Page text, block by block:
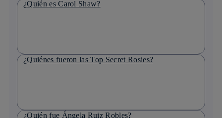
¿Quién es Carol Shaw?
¿Quiénes fueron las Top Secret Rosies?
¿Quién fue Ángela Ruiz Robles?